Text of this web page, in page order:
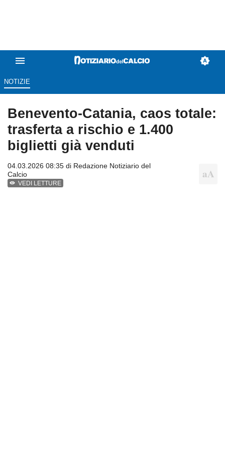
NOTIZIE
Benevento-Catania, caos totale:
trasferta a rischio e 1.400
biglietti già venduti
04.03.2026 08:35 di Redazione Notiziario del
Calcio
VEDI LETTURE